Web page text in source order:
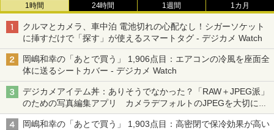
1時間 24時間 1週間 1カ月
クルマとカメラ、車中泊 電池切れの心配なし！シガーソケット
に挿すだけで「探す」が使えるスマートタグ - デジカメ Watch
岡嶋和幸の「あとで買う」 1,906点目：エアコンの冷風を座面全
体に送るシートカバー - デジカメ Watch
デジカメアイテム丼：ありそうでなかった？「RAW＋JPEG派」
のための写真編集アプリ カメラデフォルトのJPEGを大切にす
る「Filmator」
岡嶋和幸の「あとで買う」 1,903点目：高密閉で保冷効果が高い